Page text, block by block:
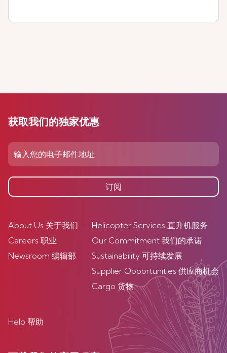
获取我们的独家优惠
订阅
About Us 关于我们
Careers 职业
Newsroom 编辑部
Helicopter Services 直升机服务
Our Commitment 我们的承诺
Sustainability 可持续发展
Supplier Opportunities 供应商机会
Cargo 货物
Help 帮助